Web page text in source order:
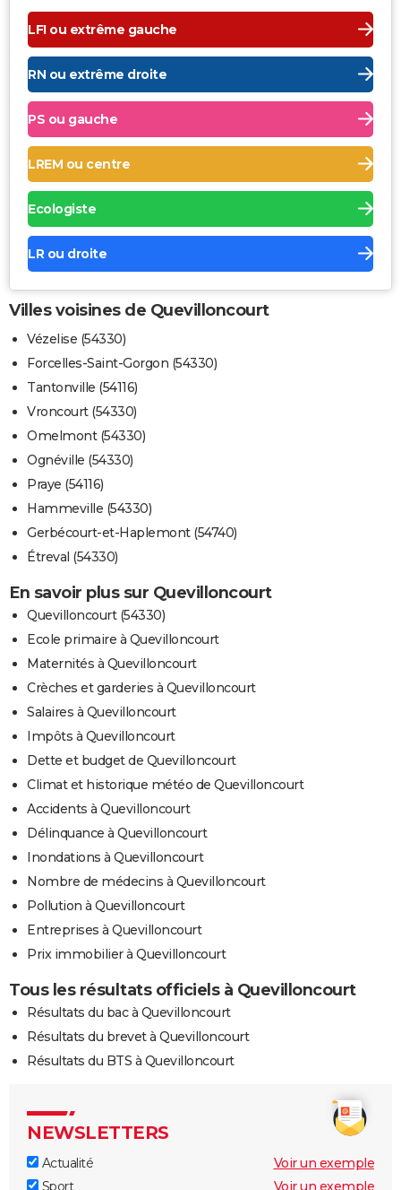
LFI ou extrême gauche
RN ou extrême droite
PS ou gauche
LREM ou centre
Ecologiste
LR ou droite
Villes voisines de Quevilloncourt
Vézelise (54330)
Forcelles-Saint-Gorgon (54330)
Tantonville (54116)
Vroncourt (54330)
Omelmont (54330)
Ognéville (54330)
Praye (54116)
Hammeville (54330)
Gerbécourt-et-Haplemont (54740)
Étreval (54330)
En savoir plus sur Quevilloncourt
Quevilloncourt (54330)
Ecole primaire à Quevilloncourt
Maternités à Quevilloncourt
Crèches et garderies à Quevilloncourt
Salaires à Quevilloncourt
Impôts à Quevilloncourt
Dette et budget de Quevilloncourt
Climat et historique météo de Quevilloncourt
Accidents à Quevilloncourt
Délinquance à Quevilloncourt
Inondations à Quevilloncourt
Nombre de médecins à Quevilloncourt
Pollution à Quevilloncourt
Entreprises à Quevilloncourt
Prix immobilier à Quevilloncourt
Tous les résultats officiels à Quevilloncourt
Résultats du bac à Quevilloncourt
Résultats du brevet à Quevilloncourt
Résultats du BTS à Quevilloncourt
NEWSLETTERS
Actualité
Voir un exemple
Sport
Voir un exemple